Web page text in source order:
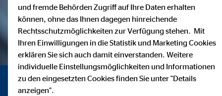
und fremde Behörden Zugriff auf Ihre Daten erhalten
können, ohne das Ihnen dagegen hinreichende
Rechtsschutzmöglichkeiten zur Verfügung stehen. Mit
Ihren Einwilligungen in die Statistik und Marketing Cookies
erklären Sie sich auch damit einverstanden. Weitere
individuelle Einstellungsmöglichkeiten und Informationen
zu den eingesetzten Cookies finden Sie unter "Details
anzeigen".